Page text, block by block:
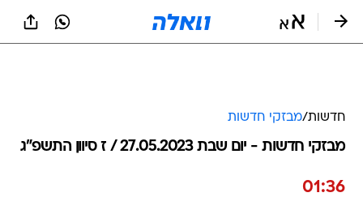
חדשות/מבזקי חדשות
מבזקי חדשות - יום שבת 27.05.2023 / ז סיוון התשפ"ג
01:36